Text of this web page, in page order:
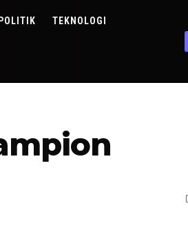
TEKNOLOGI